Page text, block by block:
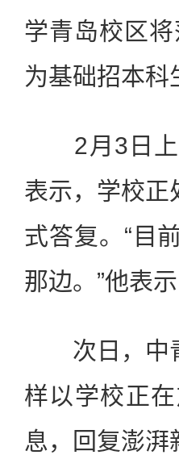
学青岛校区
为基础招本科
2月3日上
表示，学校正
式答复。“目
那边。”他表
次日，中青
样以学校正
息，回复澎湃